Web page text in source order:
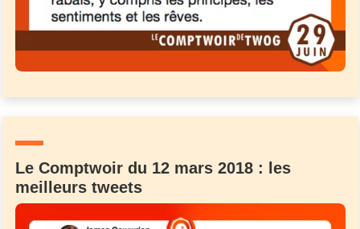
Le Comptwoir du 12 mars 2018 : les
meilleurs tweets